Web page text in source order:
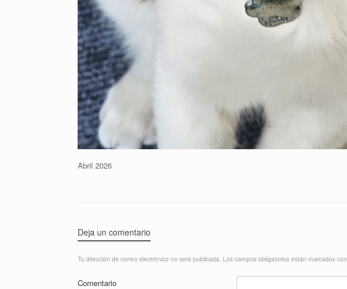
Abril 2026
Deja un comentario
Tu dirección de correo electrónico no será publicada. Los campos obligatorios están marcados con
Comentario